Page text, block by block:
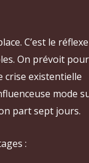
C’est le
On prévoit
crise existentielle
mode
part sept jours.
: